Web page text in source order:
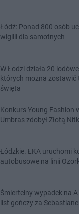
Łódź: Ponad 800 osób
wigilii dla samotnych
W Łodzi działa 20
których można zostawić
święta
Konkurs Young Fashion
Umbras zdobył Złotą
Łódzkie. ŁKA uruchomi
autobusowe na linii
Śmiertelny wypadek na
list gończy za